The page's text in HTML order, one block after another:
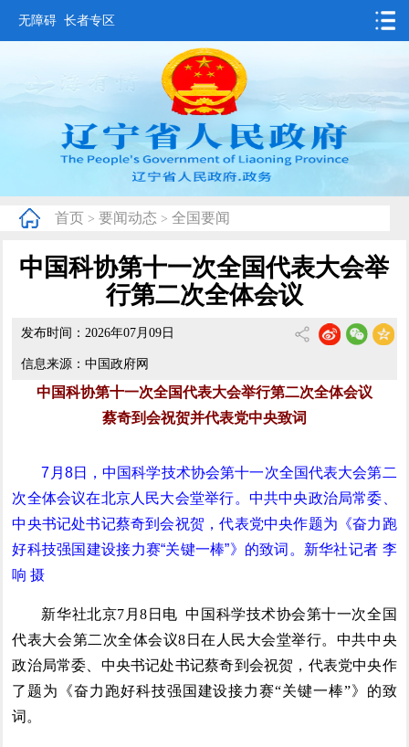
无障碍 长者专区
要闻动态
政务公开
互动交流
数据发布
省情概况
首页 > 要闻动态 > 全国要闻
中国科协第十一次全国代表大会举
行第二次全体会议
发布时间：2026年07月09日
信息来源：中国政府网
中国科协第十一次全国代表大会举行第二次全体会议
蔡奇到会祝贺并代表党中央致词
7月8日，中国科学技术协会第十一次全国代表大会第二
次全体会议在北京人民大会堂举行。中共中央政治局常委、
中央书记处书记蔡奇到会祝贺，代表党中央作题为《奋力跑
好科技强国建设接力赛“关键一棒”》的致词。新华社记者 李
响 摄
新华社北京7月8日电 中国科学技术协会第十一次全国
代表大会第二次全体会议8日在人民大会堂举行。中共中央
政治局常委、中央书记处书记蔡奇到会祝贺，代表党中央作
了题为《奋力跑好科技强国建设接力赛“关键一棒”》的致
词。